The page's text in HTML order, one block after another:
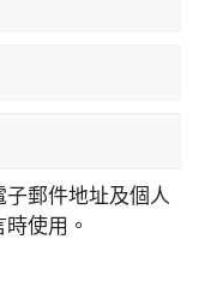
郵件地址及個人
使用。